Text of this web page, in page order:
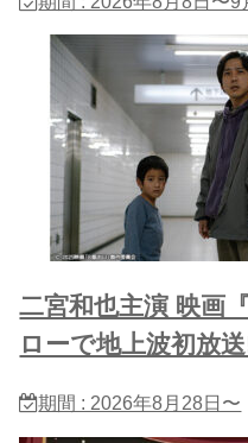
二宮和也主演 映画
ローで地上波初放
期間 : 2026年8月28日〜